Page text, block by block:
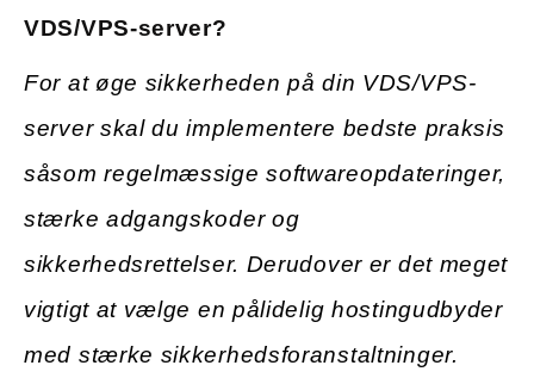
VDS/VPS-server?
For at øge sikkerheden på din VDS/VPS-
server skal du implementere bedste praksis
såsom regelmæssige softwareopdateringer,
stærke adgangskoder og
sikkerhedsrettelser. Derudover er det meget
vigtigt at vælge en pålidelig hostingudbyder
med stærke sikkerhedsforanstaltninger.